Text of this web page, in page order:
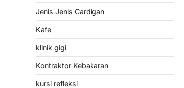
Jenis Jenis Cardigan
Kafe
klinik gigi
Kontraktor Kebakaran
kursi refleksi